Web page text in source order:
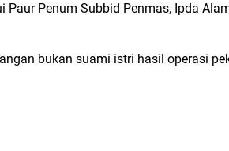
Penum Subbid Penmas, Ipda
bukan suami istri hasil operasi